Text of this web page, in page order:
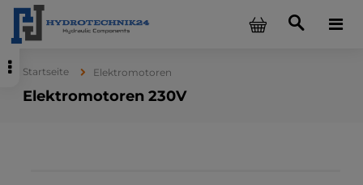
Startseite Elektromotoren
Elektromotoren 230V